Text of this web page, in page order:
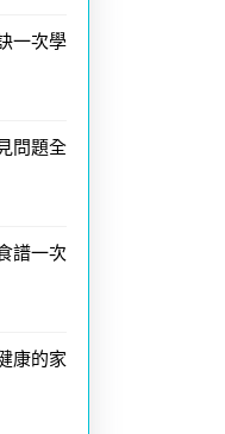
一次學
問題全
譜一次
康的家